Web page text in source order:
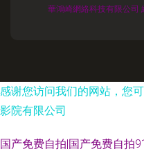
華鴻崎網絡科技有限公司
感谢您访问我们的网站，您
影院有限公司
国产免费自拍|国产免费自拍